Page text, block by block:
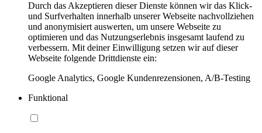
Durch das Akzeptieren dieser Dienste können wir das Klick-
und Surfverhalten innerhalb unserer Webseite nachvollziehen
und anonymisiert auswerten, um unsere Webseite zu
optimieren und das Nutzungserlebnis insgesamt laufend zu
verbessern. Mit deiner Einwilligung setzen wir auf dieser
Webseite folgende Drittdienste ein:
Google Analytics, Google Kundenrezensionen, A/B-Testing
Funktional